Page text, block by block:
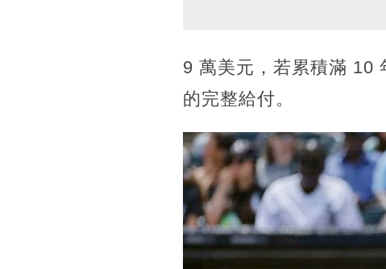
9 萬美元，若累積滿 10
的完整給付。